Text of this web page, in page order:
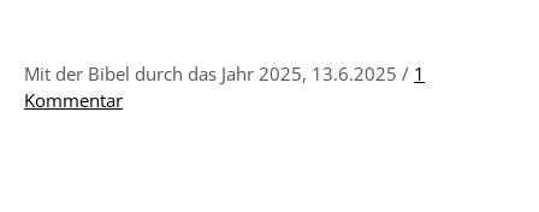
Mit der Bibel durch das Jahr 2025, 13.6.2025 / 1
Kommentar